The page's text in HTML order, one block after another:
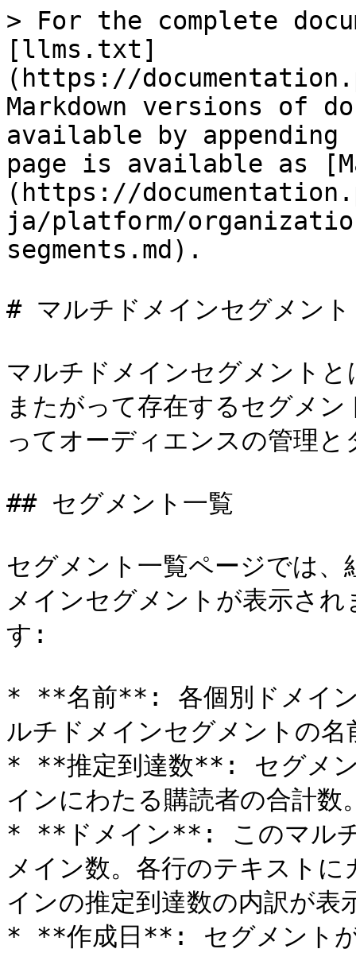
> For the complete
[llms.txt]
(https://
Markdown versions of
available by
page is available as
(https://
ja/platform/
segments.md).
# マルチドメインセグメント
マルチドメインセグメント
またがって存在するセグメ
ってオーディエンスの管理
## セグメント一覧
セグメント一覧ページでは
メインセグメントが表示さ
す:
* **名前**: 各個別ドメイン
ルチドメインセグメントの名
* **推定到達数**: セグメン
インにわたる購読者の合計数
* **ドメイン**: このマルチ
メイン数。各行のテキスト
インの推定到達数の内訳が表
* **作成日**: セグメントが